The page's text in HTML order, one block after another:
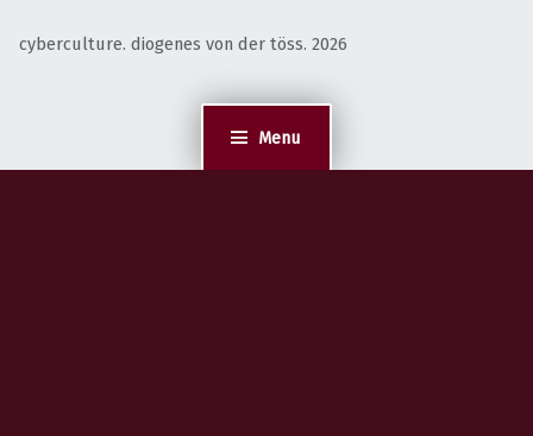
Menu
cyberculture. diogenes von der töss. 2026